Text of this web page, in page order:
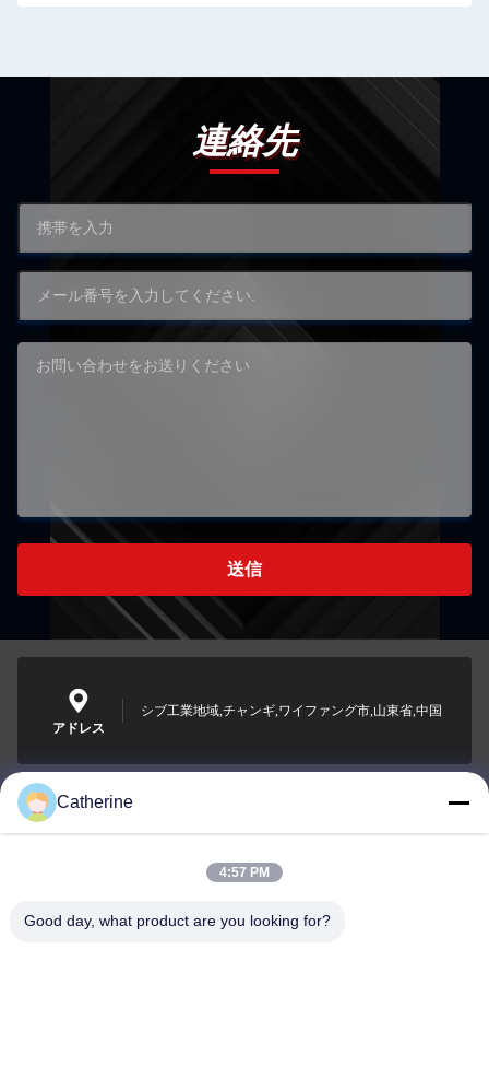
連絡先
送信
アドレス
シブ工業地域,チャンギ,ワイファング市,山東省,中国
padraic@huayumachine.cn
Catherine
4:57 PM
Good day, what product are you looking for?